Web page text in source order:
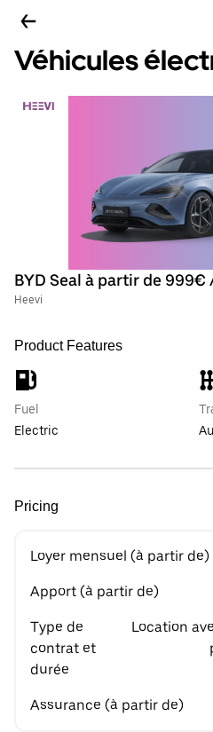
Véhicules
BYD Seal à partir de 999€
Heevi
Product Features
Fuel
Electric
Pricing
Loyer mensuel (à partir de)
Apport (à partir de)
Type de
contrat et
durée
Location
Assurance (à partir de)